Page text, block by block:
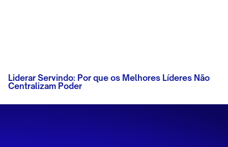
Liderar Servindo: Por que os Melhores Líderes Não
Centralizam Poder